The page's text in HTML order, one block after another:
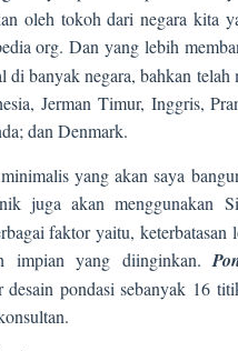
oleh tokoh dari negara kita
org. Dan yang lebih
banyak negara, bahkan telah
Jerman Timur, Inggris,
dan Denmark.
yang akan saya
juga akan menggunakan
faktor yaitu, keterbatasan
impian yang diinginkan.
desain pondasi sebanyak 16